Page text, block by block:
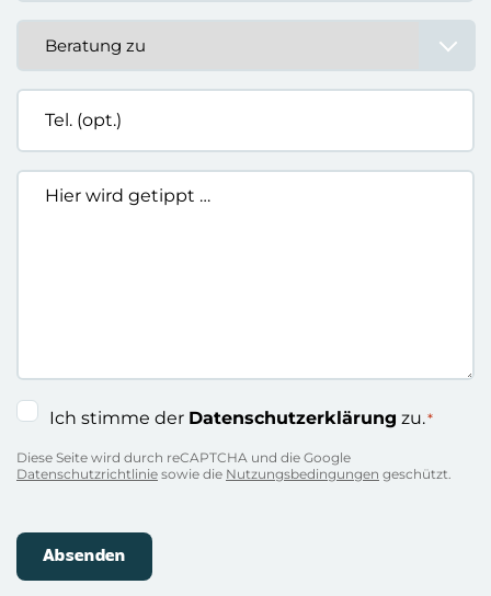
Tel.
(opt.)
Hier
wird
Einwilligung
Ich stimme der Datenschutzerklärung zu.*
Diese Seite wird durch reCAPTCHA und die Google
Datenschutzrichtlinie sowie die Nutzungsbedingungen geschützt.